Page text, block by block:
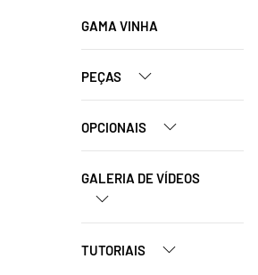
GAMA VINHA
PEÇAS
OPCIONAIS
GALERIA DE VÍDEOS
TUTORIAIS